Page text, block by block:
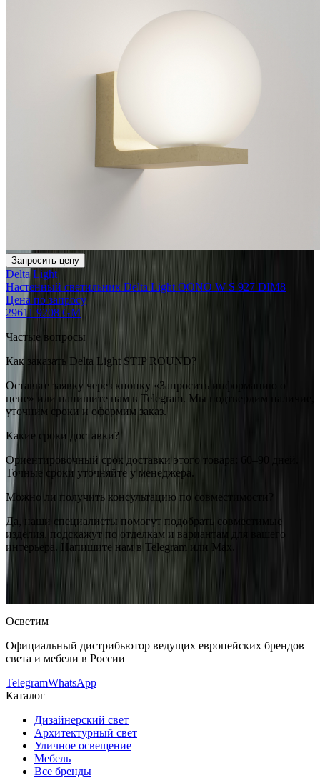
Запросить цену
Delta Light
Настенный светильник Delta Light OONO W S 927 DIM8
Цена по запросу
29611 9208 GM
Частые вопросы
Как заказать Delta Light STIP ROUND?
Оставьте заявку через кнопку «Запросить информацию о
цене» или напишите нам в Telegram. Мы подтвердим наличие,
уточним сроки и оформим заказ.
Какие сроки доставки?
Ориентировочный срок доставки этого товара: 60–90 дней.
Точные сроки уточняйте у менеджера.
Можно ли получить консультацию по совместимости?
Да, наши специалисты помогут подобрать совместимые
изделия, подскажут по отделкам и вариантам для вашего
интерьера. Напишите нам в Telegram или Max.
Delta Light
магазине OSVETIM с доставкой по России.
продукция Delta Light.
Осветим
Официальный дистрибьютор ведущих европейских брендов
света и мебели в России
TelegramWhatsApp
Каталог
Дизайнерский свет
Архитектурный свет
Уличное освещение
Мебель
Все бренды